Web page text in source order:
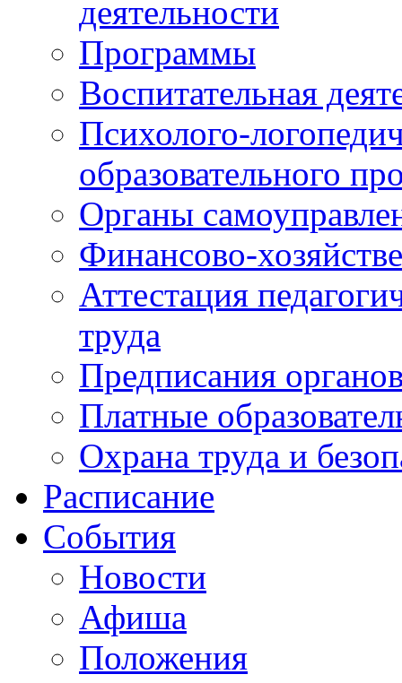
деятельности
Программы
Воспитательная
Психолого-
образовательного
Органы
Финансово-
Аттестация
труда
Предписания
Платные
Охрана труда и
Расписание
События
Новости
Афиша
Положения